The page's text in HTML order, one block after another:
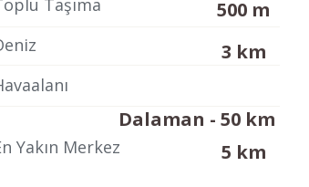
Taşıma 500 m
3 km
Dalaman - 50 km
Yakın Merkez 5 km